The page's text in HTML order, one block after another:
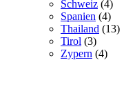
Schweiz (4)
Spanien (4)
Thailand (13)
Tirol (3)
Zypern (4)